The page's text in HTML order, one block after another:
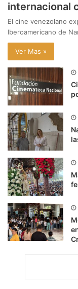
internacional
El cine venezolano
Iberoamericano de
Ver Mas »